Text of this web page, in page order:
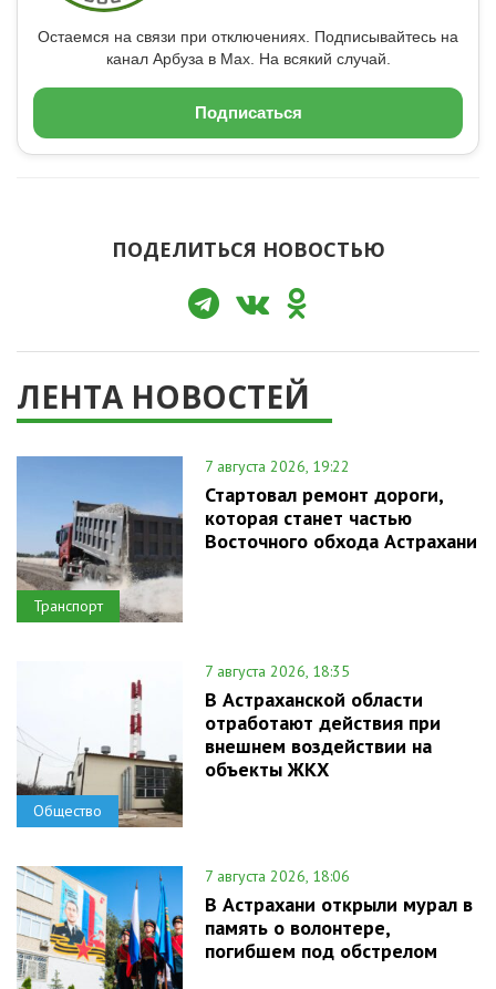
Остаемся на связи при отключениях. Подписывайтесь на
канал Арбуза в Max. На всякий случай.
Подписаться
ПОДЕЛИТЬСЯ НОВОСТЬЮ
ЛЕНТА НОВОСТЕЙ
Транспорт
7 августа 2026, 19:22
Стартовал ремонт дороги,
которая станет частью
Восточного обхода Астрахани
Общество
7 августа 2026, 18:35
В Астраханской области
отработают действия при
внешнем воздействии на
объекты ЖКХ
7 августа 2026, 18:06
В Астрахани открыли мурал в
память о волонтере,
погибшем под обстрелом